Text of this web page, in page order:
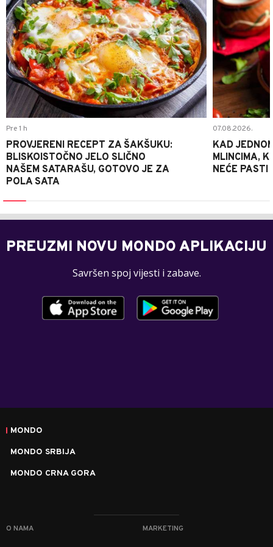
Pre 1 h
PROVJERENI RECEPT ZA ŠAKŠUKU:
BLISKOISTOČNO JELO SLIČNO
NAŠEM SATARAŠU, GOTOVO JE ZA
POLA SATA
07.08.2026.
KAD
MLINCIMA,
NEĆE PASTI
PREUZMI NOVU MONDO APLIKACIJU
Savršen spoj vijesti i zabave.
MONDO
MONDO SRBIJA
MONDO CRNA GORA
O NAMA MARKETING